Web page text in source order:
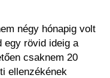
négy hónapig volt
egy rövid ideig a
csaknem 20
ellenzékének